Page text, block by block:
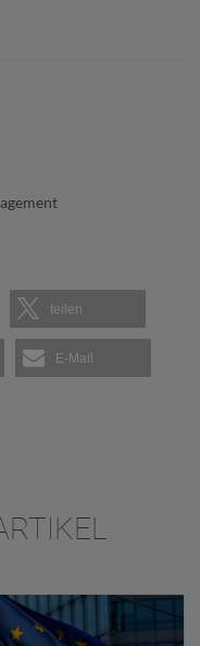
teilen
E-Mail